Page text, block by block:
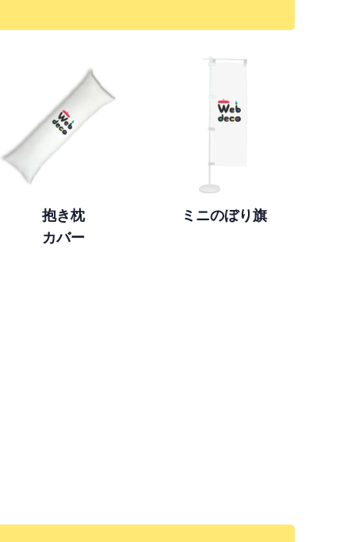
抱き枕
カバー
ミニのぼり旗